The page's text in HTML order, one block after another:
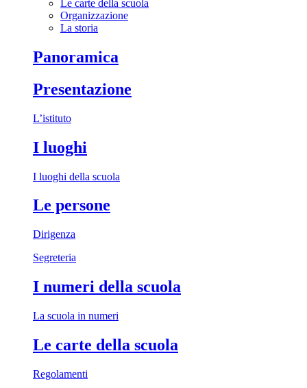
Le carte della scuola
Organizzazione
La storia
Panoramica
Presentazione
L’istituto
I luoghi
I luoghi della scuola
Le persone
Dirigenza
Segreteria
I numeri della scuola
La scuola in numeri
Le carte della scuola
Regolamenti